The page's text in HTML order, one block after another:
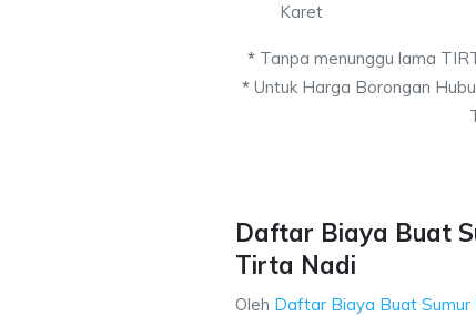
Karet
* Tanpa menunggu lama
* Untuk Harga Borongan
Daftar Biaya Buat
Tirta Nadi
Oleh Daftar Biaya Buat